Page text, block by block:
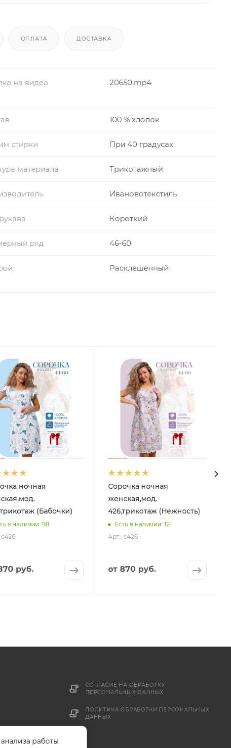
ОПЛАТА ДОСТАВКА
на видео 20650.mp4
100 % хлопок
стирки При 40 градусах
материала Трикотажный
Ивановотекстиль
Короткий
ряд 46-60
Расклешенный
ночная
(Бабочки)
в наличии: 98
с426
руб.
Сорочка ночная
женская,мод.
426,трикотаж (Нежность)
Есть в наличии: 121
Арт.: с426
от 870 руб.
СОГЛАСИЕ НА ОБРАБОТКУ
ПЕРСОНАЛЬНЫХ ДАННЫХ
ПОЛИТИКА ОБРАБОТКИ ПЕРСОНАЛЬНЫХ
ДАННЫХ
работы